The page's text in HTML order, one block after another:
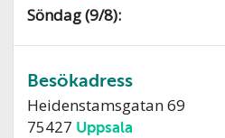
Söndag (9/8):
Besökadress
Heidenstamsgatan 69
75427 Uppsala